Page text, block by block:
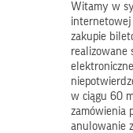
Witamy w
internetowej
zakupie
realizowane
w ciągu 60
zamówienia
anulowanie